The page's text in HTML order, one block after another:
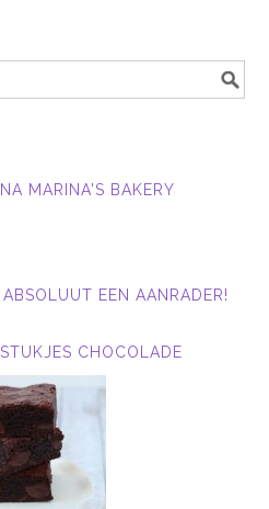
MARINA'S BAKERY
EEN AANRADER!
CHOCOLADE